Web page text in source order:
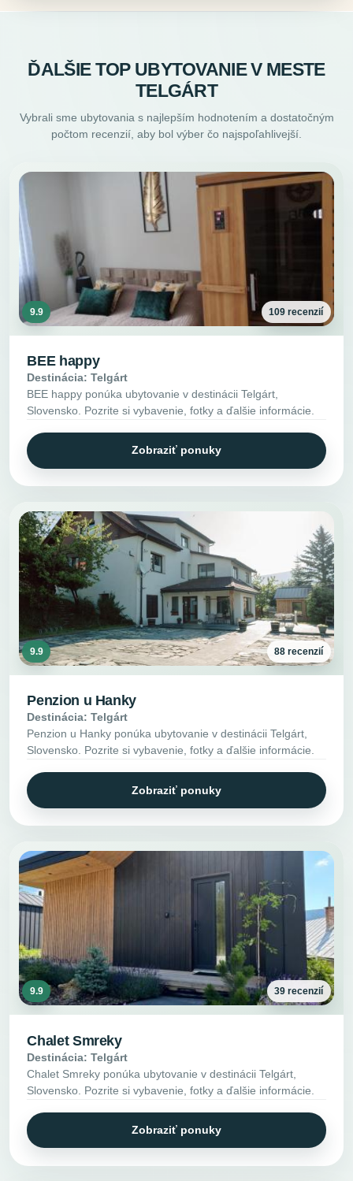
ĎALŠIE TOP UBYTOVANIE V MESTE
TELGÁRT
Vybrali sme ubytovania s najlepším hodnotením a dostatočným
počtom recenzií, aby bol výber čo najspoľahlivejší.
9.9 109 recenzií
BEE happy
Destinácia: Telgárt
BEE happy ponúka ubytovanie v destinácii Telgárt,
Slovensko. Pozrite si vybavenie, fotky a ďalšie informácie.
Zobraziť ponuky
9.9 88 recenzií
Penzion u Hanky
Destinácia: Telgárt
Penzion u Hanky ponúka ubytovanie v destinácii Telgárt,
Slovensko. Pozrite si vybavenie, fotky a ďalšie informácie.
Zobraziť ponuky
9.9 39 recenzií
Chalet Smreky
Destinácia: Telgárt
Chalet Smreky ponúka ubytovanie v destinácii Telgárt,
Slovensko. Pozrite si vybavenie, fotky a ďalšie informácie.
Zobraziť ponuky